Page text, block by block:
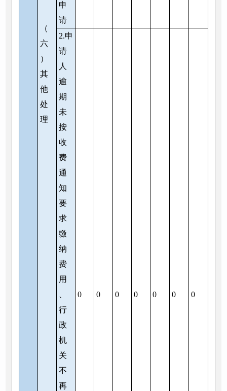
（
六
）
其
他
处
理
申
请
2.申
请
人
逾
期
未
按
收
费
通
知
要
求
缴
纳
费
用
行
政
机
关
不
再
0 0 0 0 0 0 0